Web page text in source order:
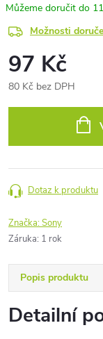
Možnosti
97 Kč
80 Kč bez DPH
Dotaz k produktu
Značka:Sony
Záruka: 1 rok
Popis produktu
Detailní